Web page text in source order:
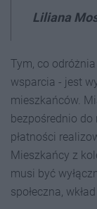
Liliana
Tym, co
wsparcia - jest
mieszkańców.
bezpośrednio
płatności
Mieszkańcy z
musi być
społeczna,